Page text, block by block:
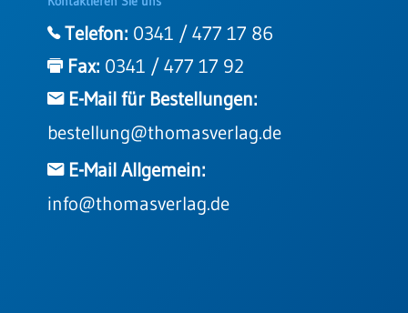
Telefon: 0341 / 477 17 86
Fax: 0341 / 477 17 92
E-Mail für Bestellungen:
bestellung@thomasverlag.de
E-Mail Allgemein:
info@thomasverlag.de